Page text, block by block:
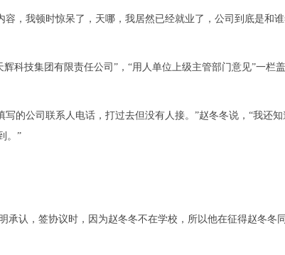
，我顿时惊呆了，天哪，我居然已经就业了，公司到底是和
科技集团有限责任公司”，“用人单位上级主管部门意见”一栏
的公司联系人电话，打过去但没有人接。”赵冬冬说，“我还知
。”
认，签协议时，因为赵冬冬不在学校，所以他在征得赵冬冬